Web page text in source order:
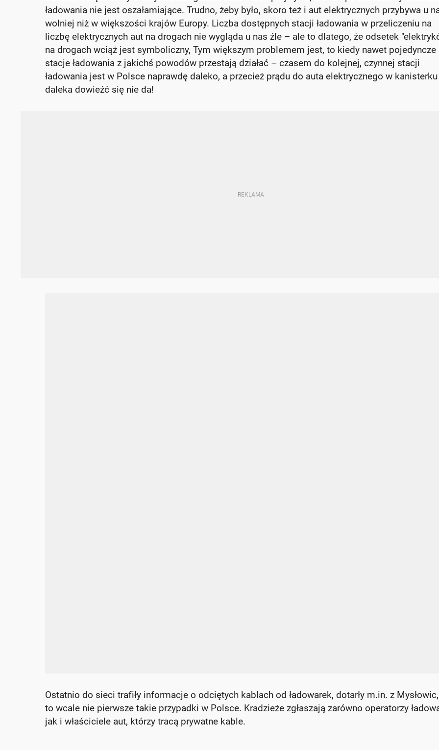
ładowania nie jest oszałamiające. Trudno, żeby było, skoro też i aut elektrycznych przybywa u
wolniej niż w większości krajów Europy. Liczba dostępnych stacji ładowania w przeliczeniu na
liczbę elektrycznych aut na drogach nie wygląda u nas źle – ale to dlatego, że odsetek
na drogach wciąż jest symboliczny, Tym większym problemem jest, to kiedy nawet pojedyncze
stacje ładowania z jakichś powodów przestają działać – czasem do kolejnej, czynnej stacji
ładowania jest w Polsce naprawdę daleko, a przecież prądu do auta elektrycznego w
daleka dowieźć się nie da!
Ostatnio do sieci trafiły informacje o odciętych kablach od ładowarek, dotarły m.in. z
to wcale nie pierwsze takie przypadki w Polsce. Kradzieże zgłaszają zarówno operatorzy
jak i właściciele aut, którzy tracą prywatne kable.